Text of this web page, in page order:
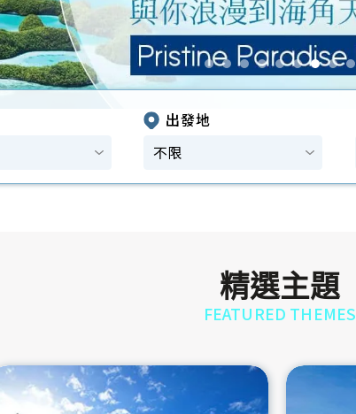
出發地
精選主題
FEATURED THEMES